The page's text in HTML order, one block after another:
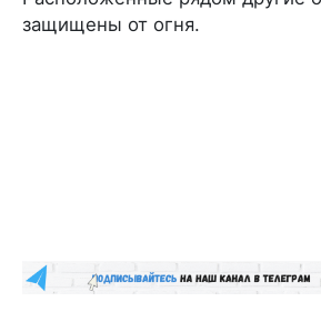
защищены от огня.